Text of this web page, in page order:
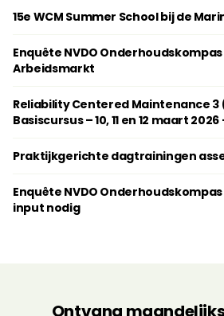
15e WCM Summer School bij de
Enquête NVDO
Arbeidsmarkt
Reliability Centered Maintenance 3
Basiscursus – 10, 11 en 12 maart
Praktijkgerichte dagtrainingen
Enquête NVDO
input nodig
Ontvang